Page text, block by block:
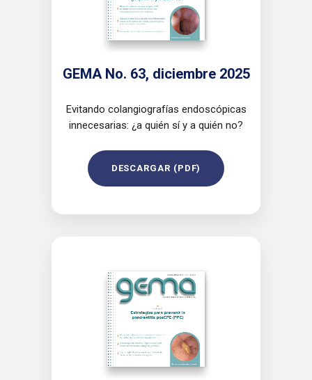
GEMA No. 63, diciembre 2025
Evitando colangiografías endoscópicas
innecesarias: ¿a quién sí y a quién no?
DESCARGAR (PDF)